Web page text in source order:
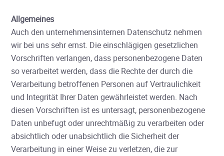
Allgemeines
Auch den unternehmensinternen Datenschutz nehmen
wir bei uns sehr ernst. Die einschlägigen gesetzlichen
Vorschriften verlangen, dass personenbezogene Daten
so verarbeitet werden, dass die Rechte der durch die
Verarbeitung betroffenen Personen auf Vertraulichkeit
und Integrität Ihrer Daten gewährleistet werden. Nach
diesen Vorschriften ist es untersagt, personenbezogene
Daten unbefugt oder unrechtmäßig zu verarbeiten oder
absichtlich oder unabsichtlich die Sicherheit der
Verarbeitung in einer Weise zu verletzen, die zur